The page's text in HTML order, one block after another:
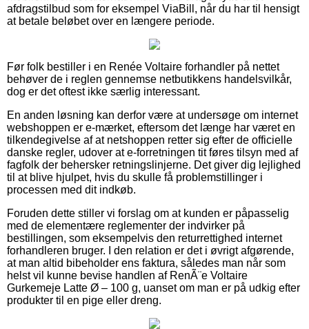
afdragstilbud som for eksempel ViaBill, når du har til hensigt
at betale beløbet over en længere periode.
Før folk bestiller i en Renée Voltaire forhandler på nettet
behøver de i reglen gennemse netbutikkens handelsvilkår,
dog er det oftest ikke særlig interessant.
En anden løsning kan derfor være at undersøge om internet
webshoppen er e-mærket, eftersom det længe har været en
tilkendegivelse af at netshoppen retter sig efter de officielle
danske regler, udover at e-forretningen tit føres tilsyn med af
fagfolk der behersker retningslinjerne. Det giver dig lejlighed
til at blive hjulpet, hvis du skulle få problemstillinger i
processen med dit indkøb.
Foruden dette stiller vi forslag om at kunden er påpasselig
med de elementære reglementer der indvirker på
bestillingen, som eksempelvis den returrettighed internet
forhandleren bruger. I den relation er det i øvrigt afgørende,
at man altid bibeholder ens faktura, således man når som
helst vil kunne bevise handlen af RenÃ¨e Voltaire
Gurkemeje Latte Ø – 100 g, uanset om man er på udkig efter
produkter til en pige eller dreng.